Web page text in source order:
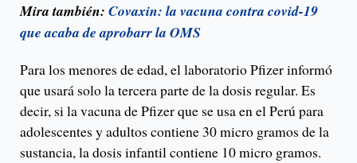
Mira también: Covaxin: la vacuna contra covid-19
que acaba de aprobarr la OMS
Para los menores de edad, el laboratorio Pfizer informó
que usará solo la tercera parte de la dosis regular. Es
decir, si la vacuna de Pfizer que se usa en el Perú para
adolescentes y adultos contiene 30 micro gramos de la
sustancia, la dosis infantil contiene 10 micro gramos.